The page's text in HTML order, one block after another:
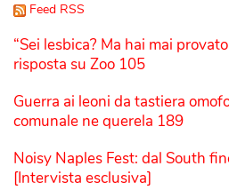
Feed RSS
“Sei lesbica? Ma hai mai
risposta su Zoo 105
Guerra ai leoni da tastiera
comunale ne querela 189
Noisy Naples Fest: dal South
[Intervista esclusiva]